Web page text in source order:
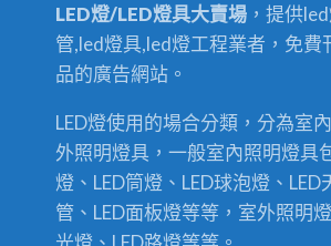
LED燈/LED燈具大賣場 ，提供
管,led燈具,led燈工程業者，免費
品的廣告網站。
LED燈使用的場合分類，分為室
外照明燈具，一般室內照明燈具
燈、LED筒燈、LED球泡燈、LED
管、LED面板燈等等，室外照明